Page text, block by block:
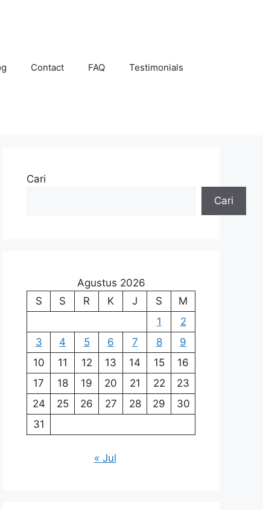
Contact FAQ Testimonials
Cari
Cari
Agustus 2026
S
S R K J S
M
1
2
3
4 5 6 7 8
9
10
11 12 13 14 15
16
17
18 19 20 21 22
23
24
25 26 27 28 29
30
31
« Jul